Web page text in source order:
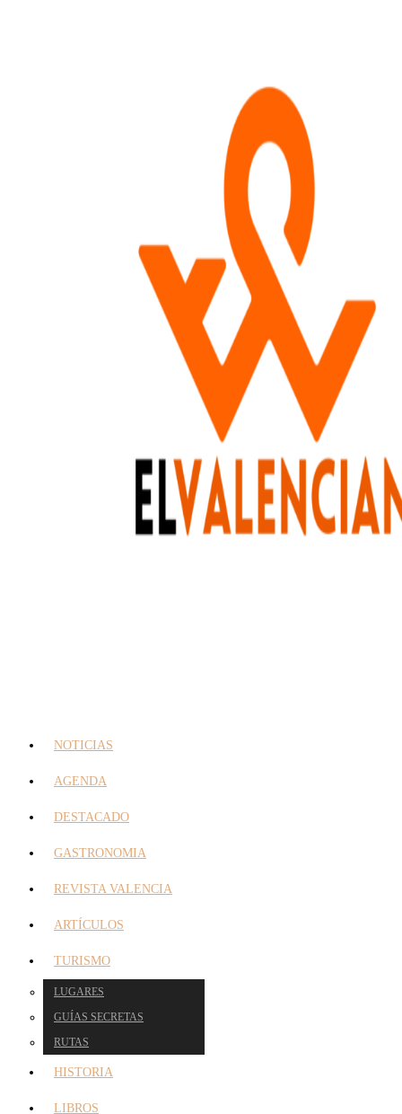
NOTICIAS
AGENDA
DESTACADO
GASTRONOMIA
REVISTA VALENCIA
ARTÍCULOS
TURISMO
LUGARES
GUÍAS SECRETAS
RUTAS
HISTORIA
LIBROS